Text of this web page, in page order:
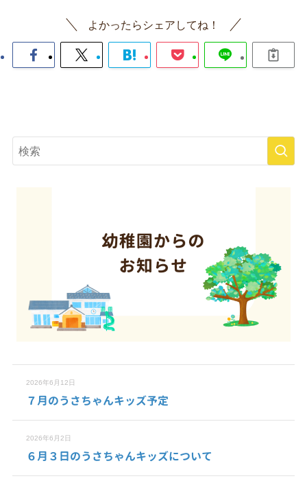
よかったらシェアしてね！
2026年6月12日
７月のうさちゃんキッズ予定
2026年6月2日
６月３日のうさちゃんキッズについて